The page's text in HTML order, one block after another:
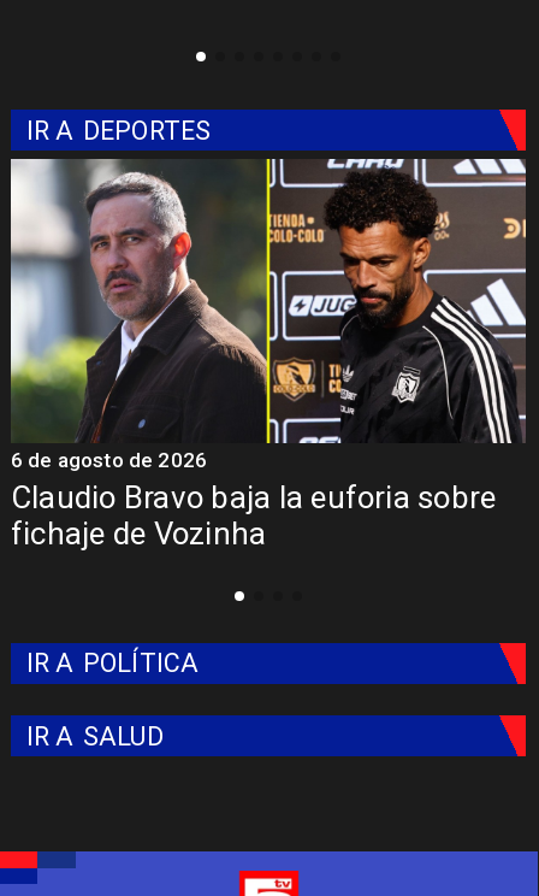
IR A DEPORTES
Bravo baja la euforia sobre
de Vozinha
de agosto de 2026
IR A POLÍTICA
IR A SALUD